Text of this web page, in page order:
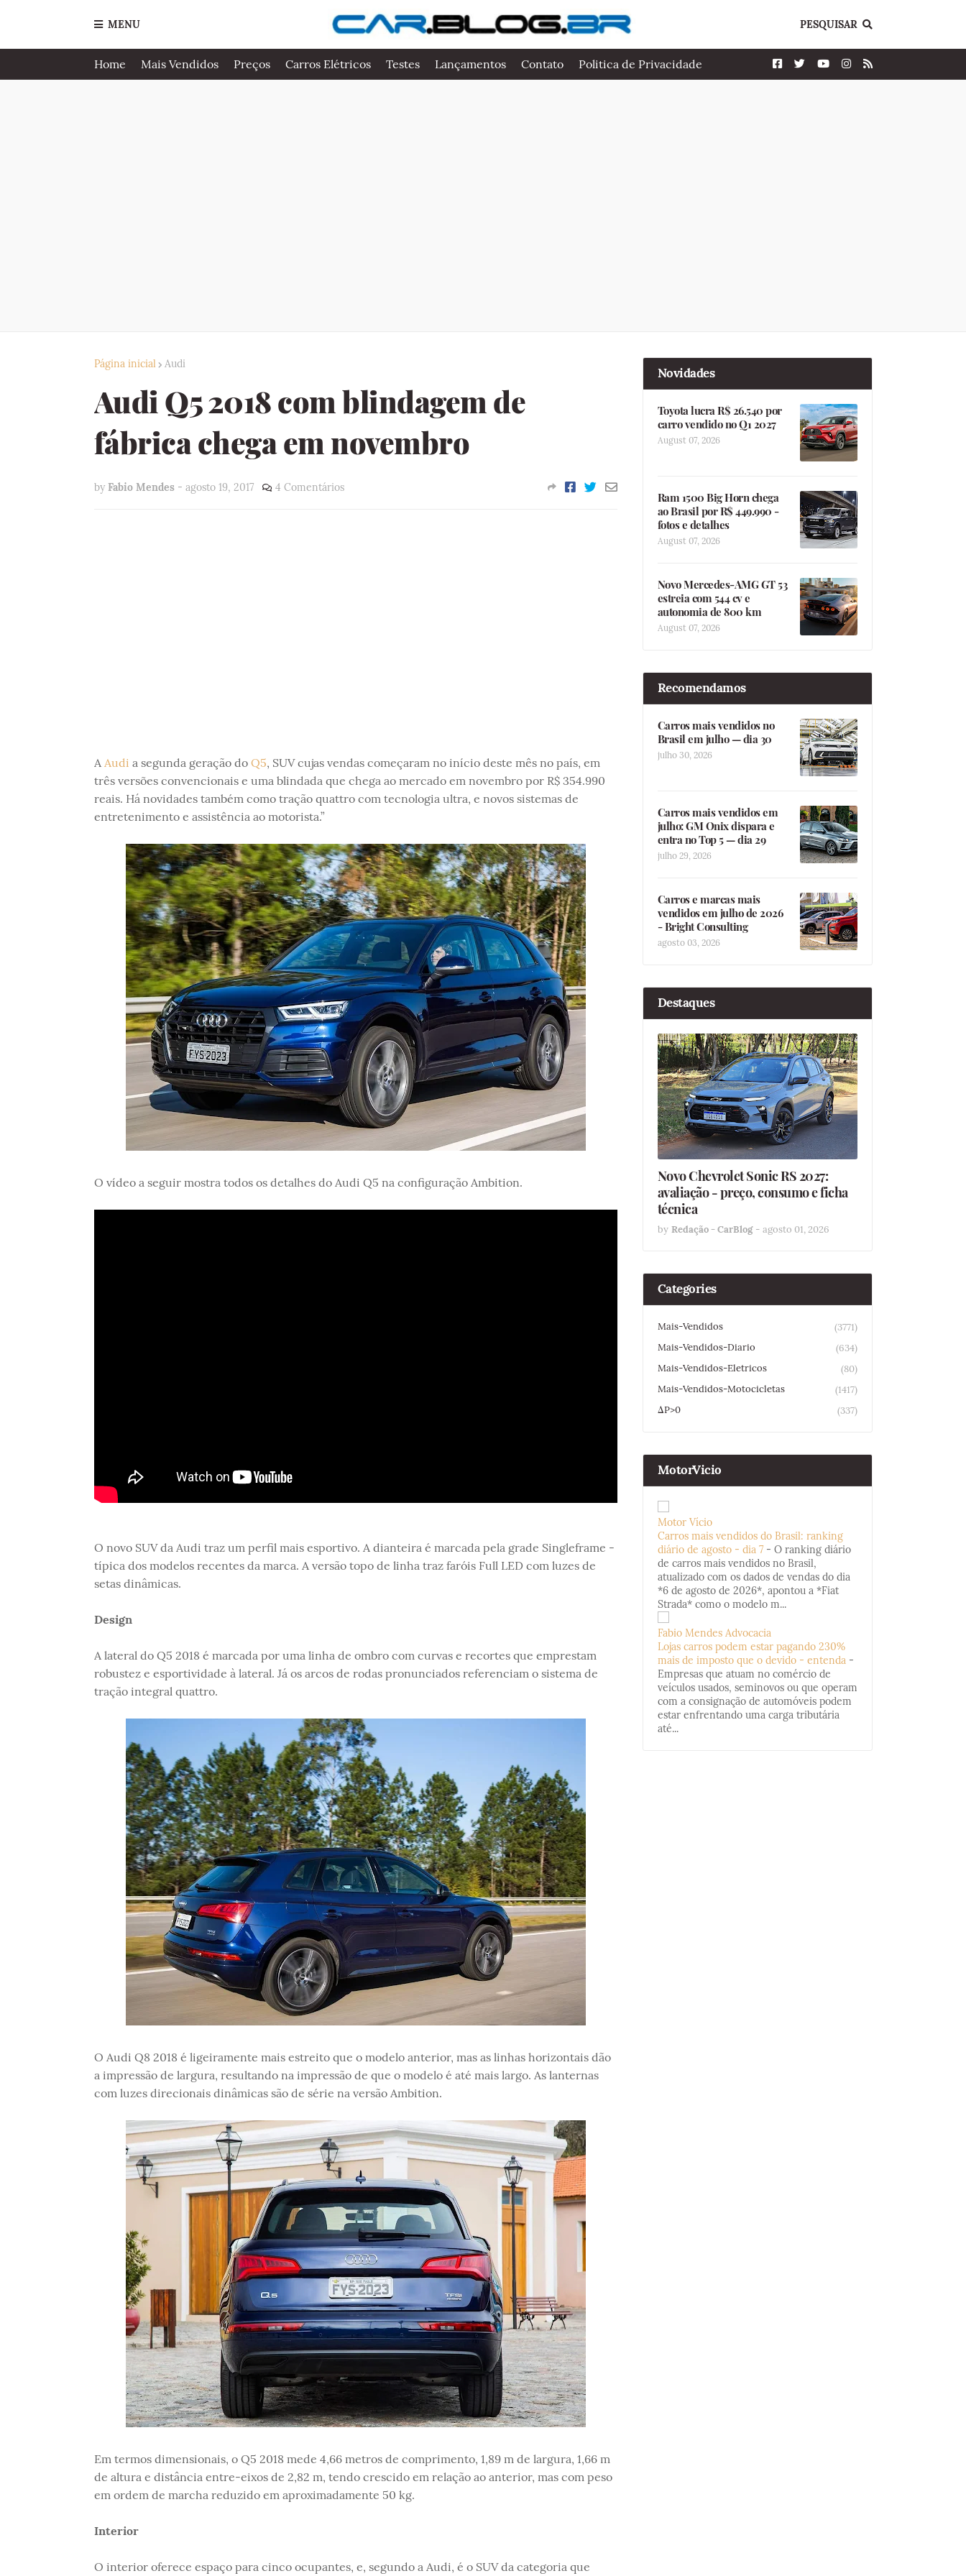
MENU PESQUISAR
Home Mais Vendidos Preços Carros Elétricos Testes Lançamentos Contato Politica de Privacidade
Página inicial Audi
Audi Q5 2018 com blindagem de
fábrica chega em novembro
by Fabio Mendes - agosto 19, 2017 4 Comentários
A Audi a segunda geração do Q5, SUV cujas vendas começaram no início deste mês no país, em
três versões convencionais e uma blindada que chega ao mercado em novembro por R$ 354.990
reais. Há novidades também como tração quattro com tecnologia ultra, e novos sistemas de
entretenimento e assistência ao motorista.”
O vídeo a seguir mostra todos os detalhes do Audi Q5 na configuração Ambition.
O novo SUV da Audi traz um perfil mais esportivo. A dianteira é marcada pela grade Singleframe -
típica dos modelos recentes da marca. A versão topo de linha traz faróis Full LED com luzes de
setas dinâmicas.
Design
A lateral do Q5 2018 é marcada por uma linha de ombro com curvas e recortes que emprestam
robustez e esportividade à lateral. Já os arcos de rodas pronunciados referenciam o sistema de
tração integral quattro.
O Audi Q8 2018 é ligeiramente mais estreito que o modelo anterior, mas as linhas horizontais dão
a impressão de largura, resultando na impressão de que o modelo é até mais largo. As lanternas
com luzes direcionais dinâmicas são de série na versão Ambition.
Em termos dimensionais, o Q5 2018 mede 4,66 metros de comprimento, 1,89 m de largura, 1,66 m
de altura e distância entre-eixos de 2,82 m, tendo crescido em relação ao anterior, mas com peso
em ordem de marcha reduzido em aproximadamente 50 kg.
Interior
O interior oferece espaço para cinco ocupantes, e, segundo a Audi, é o SUV da categoria que
Novidades
Toyota lucra R$ 26.540 por
carro vendido no Q1 2027
August 07, 2026
Ram 1500 Big Horn chega
ao Brasil por R$ 449.990 -
fotos e detalhes
August 07, 2026
Novo Mercedes-AMG GT 53
estreia com 544 cv e
autonomia de 800 km
August 07, 2026
Recomendamos
Carros mais vendidos no
Brasil em julho — dia 30
julho 30, 2026
Carros mais vendidos em
julho: GM Onix dispara e
entra no Top 5 — dia 29
julho 29, 2026
Carros e marcas mais
vendidos em julho de 2026
- Bright Consulting
agosto 03, 2026
Destaques
Novo Chevrolet Sonic RS 2027:
avaliação - preço, consumo e ficha
técnica
by Redação - CarBlog - agosto 01, 2026
Categories
Mais-Vendidos
(3771)
Mais-Vendidos-Diario
(634)
Mais-Vendidos-Eletricos
(80)
Mais-Vendidos-Motocicletas
(1417)
ΔP>0
(337)
MotorVicio
Motor Vício
Carros mais vendidos do Brasil: ranking
diário de agosto - dia 7 - O ranking diário
de carros mais vendidos no Brasil,
atualizado com os dados de vendas do dia
*6 de agosto de 2026*, apontou a *Fiat
Strada* como o modelo m...
Fabio Mendes Advocacia
Lojas carros podem estar pagando 230%
mais de imposto que o devido - entenda -
Empresas que atuam no comércio de
veículos usados, seminovos ou que operam
com a consignação de automóveis podem
estar enfrentando uma carga tributária
até...